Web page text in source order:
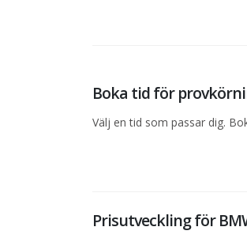
Boka tid för
Välj en tid som passar dig.
Prisutveckling för